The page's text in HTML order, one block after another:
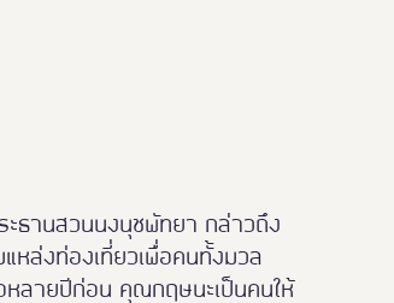
ธานสวนนงนุชพัทยา กล่าวถึง
หล่งท่องเที่ยวเพื่อคนทั้งมวล
หลายปีก่อน คุณกฤษนะเป็นคนให้